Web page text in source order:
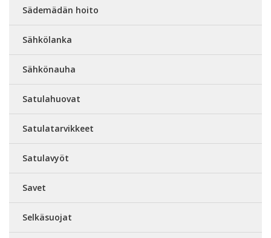
Sädemädän hoito
Sähkölanka
Sähkönauha
Satulahuovat
Satulatarvikkeet
Satulavyöt
Savet
Selkäsuojat